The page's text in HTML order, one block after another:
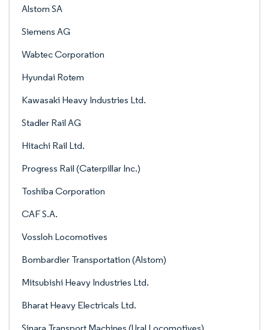
Alstom SA
Siemens AG
Wabtec Corporation
Hyundai Rotem
Kawasaki Heavy Industries Ltd.
Stadler Rail AG
Hitachi Rail Ltd.
Progress Rail (Caterpillar Inc.)
Toshiba Corporation
CAF S.A.
Vossloh Locomotives
Bombardier Transportation (Alstom)
Mitsubishi Heavy Industries Ltd.
Bharat Heavy Electricals Ltd.